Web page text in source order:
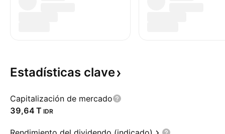
Estadísticas clave
Capitalización de mercado
‪39,64 T‬ IDR